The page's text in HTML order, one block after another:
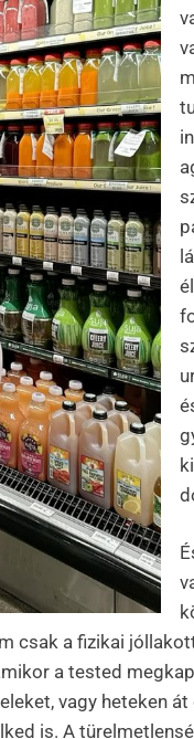
csak a fizikai
a tested
vagy heteken
is. A